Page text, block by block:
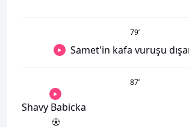
79’
Samet'in kafa vuruşu
87’
Shavy Babicka